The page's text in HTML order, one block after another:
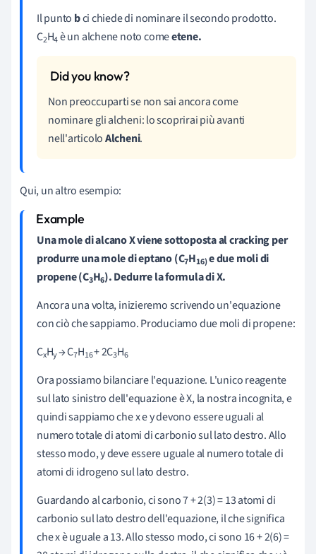
Il punto bci chiede di nominare il secondo prodotto.
C2H4è un alchene noto comeetene.
Non preoccuparti se non sai ancora come
nominare gli alcheni: lo scoprirai più avanti
nell'articoloAlcheni.
Qui, un altro esempio:
Una mole di alcano X viene sottoposta al cracking per
produrre una mole di eptano (C7H16)e due moli di
propene (C3H6). Dedurre la formula di X.
Ancora una volta, inizieremo scrivendo un'equazione
con ciò che sappiamo. Produciamo due moli di propene:
CxHy→ C7H16+ 2C3H6
Ora possiamo bilanciare l'equazione. L'unico reagente
sul lato sinistro dell'equazione è X, la nostra incognita, e
quindi sappiamo che x e y devono essere uguali al
numero totale di atomi di carbonio sul lato destro. Allo
stesso modo, y deve essere uguale al numero totale di
atomi di idrogeno sul lato destro.
Guardando al carbonio, ci sono 7 + 2(3) = 13 atomi di
carbonio sul lato destro dell'equazione, il che significa
che x è uguale a 13. Allo stesso modo, ci sono 16 + 2(6) =